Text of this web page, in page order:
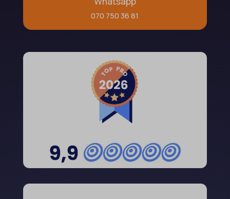
070 750 36 81